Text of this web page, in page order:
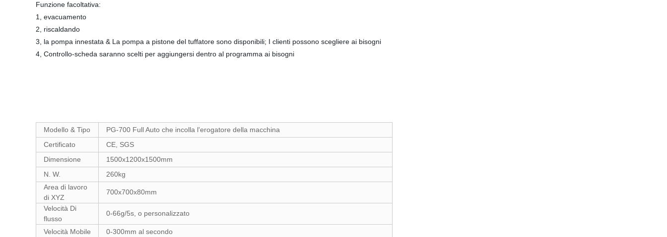
Funzione facoltativa:
1, evacuamento
2, riscaldando
3, la pompa innestata & La pompa a pistone del tuffatore sono disponibili; I clienti possono scegliere ai bisogni
4, Controllo-scheda saranno scelti per aggiungersi dentro al programma ai bisogni
Modello & Tipo
PG-700 Full Auto che incolla l'erogatore della macchina
Certificato
CE, SGS
Dimensione
1500x1200x1500mm
N. W.
260kg
Area di lavoro
di XYZ
700x700x80mm
Velocità Di
flusso
0-66g/5s, o personalizzato
Velocità Mobile
0-300mm al secondo